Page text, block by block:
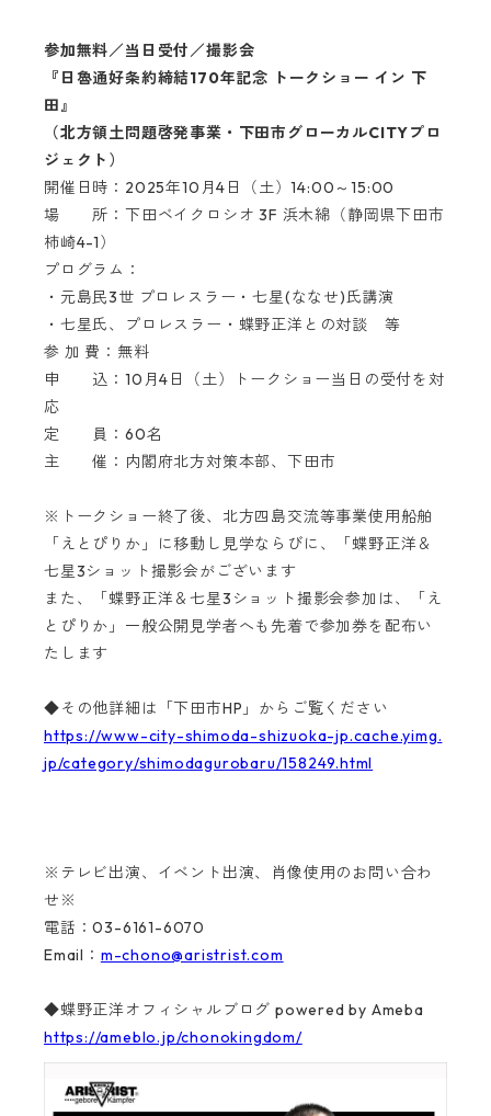
参加無料／当日受付／撮影会
『日魯通好条約締結170年記念 トークショー イン 下
田』
（北方領土問題啓発事業・下田市グローカルCITYプロ
ジェクト）
開催日時：2025年10月4日（土）14:00～15:00
場 所：下田ベイクロシオ 3F 浜木綿（静岡県下田市
柿崎4-1）
プログラム：
・元島民3世 プロレスラー・七星(ななせ)氏講演
・七星氏、プロレスラー・蝶野正洋との対談 等
参 加 費：無料
申 込：10月4日（土）トークショー当日の受付を対
応
定 員：60名
主 催：内閣府北方対策本部、下田市
※トークショー終了後、北方四島交流等事業使用船舶
「えとぴりか」に移動し見学ならびに、「蝶野正洋＆
七星3ショット撮影会がございます
また、「蝶野正洋＆七星3ショット撮影会参加は、「え
とぴりか」一般公開見学者へも先着で参加券を配布い
たします
◆その他詳細は「下田市HP」からご覧ください
https://www-city-shimoda-shizuoka-jp.cache.yimg.
jp/category/shimodagurobaru/158249.html
※テレビ出演、イベント出演、肖像使用のお問い合わ
せ※
電話：03-6161-6070
Email： m-chono@aristrist.com
◆蝶野正洋オフィシャルブログ powered by Ameba
https://ameblo.jp/chonokingdom/